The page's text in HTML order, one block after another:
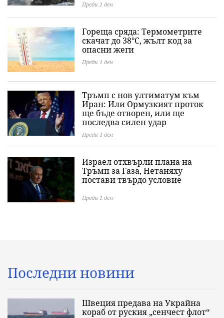
Преди 1 ден
Гореща сряда: Термометрите
скачат до 38°C, жълт код за
опасни жеги
Преди 1 ден
Тръмп с нов ултиматум към
Иран: Или Ормузкият проток
ще бъде отворен, или ще
последва силен удар
Преди 1 ден
Израел отхвърли плана на
Тръмп за Газа, Нетаняху
постави твърдо условие
Преди 1 ден
Последни новини
Швеция предава на Украйна
кораб от руския „сенчест флот“